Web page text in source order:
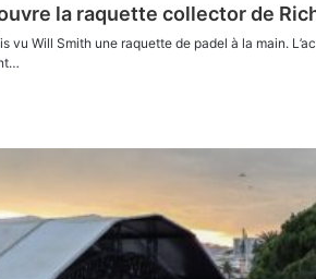
la raquette collector de
vu Will Smith une raquette de padel à la main.